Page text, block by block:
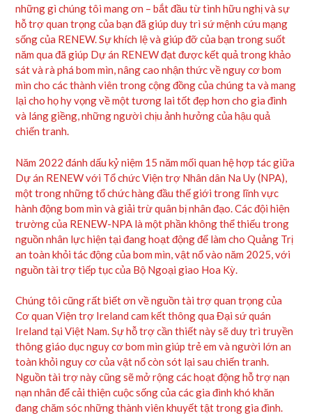
những gì chúng tôi mang ơn – bắt đầu từ tình hữu nghị và sự
hỗ trợ quan trọng của bạn đã giúp duy trì sứ mệnh cứu mạng
sống của RENEW. Sự khích lệ và giúp đỡ của bạn trong suốt
năm qua đã giúp Dự án RENEW đạt được kết quả trong khảo
sát và rà phá bom mìn, nâng cao nhận thức về nguy cơ bom
mìn cho các thành viên trong cộng đồng của chúng ta và mang
lại cho họ hy vọng về một tương lai tốt đẹp hơn cho gia đình
và láng giềng, những người chịu ảnh hưởng của hậu quả
chiến tranh.
Năm 2022 đánh dấu kỷ niệm 15 năm mối quan hệ hợp tác giữa
Dự án RENEW với Tổ chức Viện trợ Nhân dân Na Uy (NPA),
một trong những tổ chức hàng đầu thế giới trong lĩnh vực
hành động bom mìn và giải trừ quân bị nhân đạo. Các đội hiện
trường của RENEW-NPA là một phần không thể thiếu trong
nguồn nhân lực hiện tại đang hoạt động để làm cho Quảng Trị
an toàn khỏi tác động của bom mìn, vật nổ vào năm 2025, với
nguồn tài trợ tiếp tục của Bộ Ngoại giao Hoa Kỳ.
Chúng tôi cũng rất biết ơn về nguồn tài trợ quan trọng của
Cơ quan Viện trợ Ireland cam kết thông qua Đại sứ quán
Ireland tại Việt Nam. Sự hỗ trợ cần thiết này sẽ duy trì truyền
thông giáo dục nguy cơ bom mìn giúp trẻ em và người lớn an
toàn khỏi nguy cơ của vật nổ còn sót lại sau chiến tranh.
Nguồn tài trợ này cũng sẽ mở rộng các hoạt động hỗ trợ nạn
nạn nhân để cải thiện cuộc sống của các gia đình khó khăn
đang chăm sóc những thành viên khuyết tật trong gia đình.